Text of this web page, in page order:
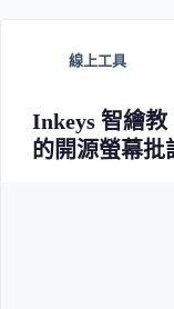
線上工具
Inkeys 智繪
的開源螢幕批